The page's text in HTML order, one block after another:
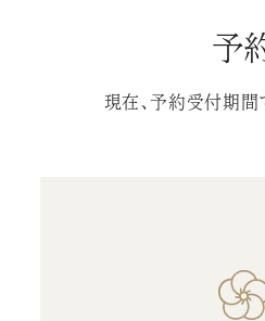
予
現在、予約受付期間